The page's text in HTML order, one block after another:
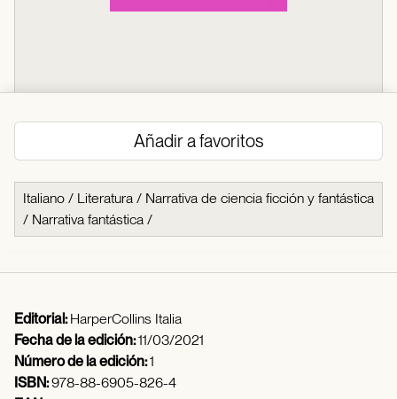
Añadir a favoritos
Italiano / Literatura / Narrativa de ciencia ficción y fantástica
/ Narrativa fantástica /
Editorial:HarperCollins Italia
Fecha de la edición:11/03/2021
Número de la edición:1
ISBN:978-88-6905-826-4